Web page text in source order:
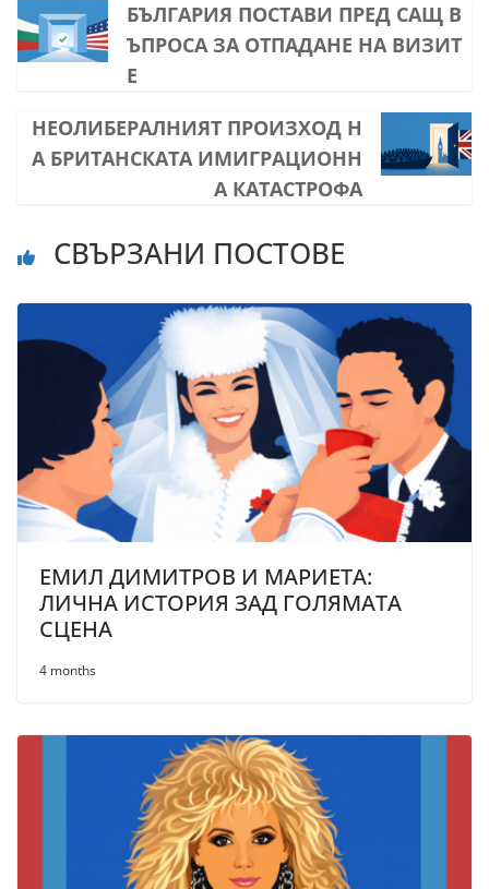
БЪЛГАРИЯ ПОСТАВИ ПРЕД САЩ В
ЪПРОСА ЗА ОТПАДАНЕ НА ВИЗИТ
Е
НЕОЛИБЕРАЛНИЯТ ПРОИЗХОД Н
А БРИТАНСКАТА ИМИГРАЦИОНН
А КАТАСТРОФА
СВЪРЗАНИ ПОСТОВЕ
ЕМИЛ ДИМИТРОВ И МАРИЕТА:
ЛИЧНА ИСТОРИЯ ЗАД ГОЛЯМАТА
СЦЕНА
4 months